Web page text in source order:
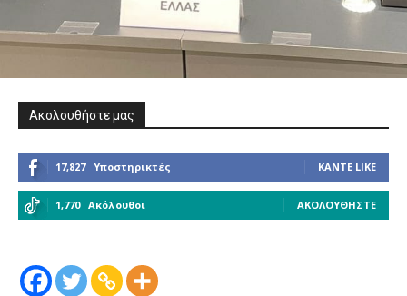
Ακολουθήστε μας
17,827 Υποστηρικτές ΚΆΝΤΕ LIKE
1,770 Ακόλουθοι ΑΚΟΛΟΥΘΉΣΤΕ